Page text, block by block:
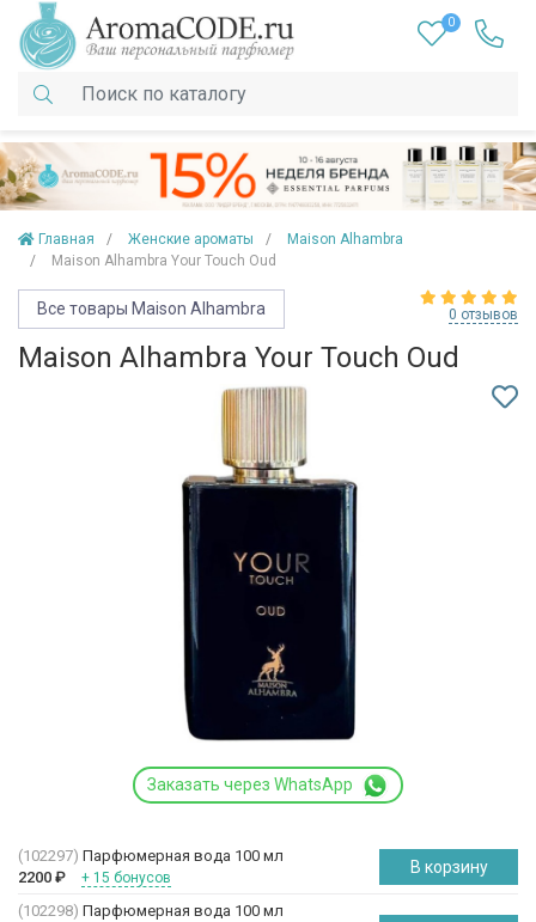
0
Главная Женские ароматы
Maison Alhambra
Maison Alhambra Your Touch Oud
Все товары Maison Alhambra 0 отзывов
Maison Alhambra Your Touch Oud
Заказать через WhatsApp
(102297) Парфюмерная вода 100 мл
2200 ₽ + 15 бонусов
В корзину
(102298) Парфюмерная вода 100 мл